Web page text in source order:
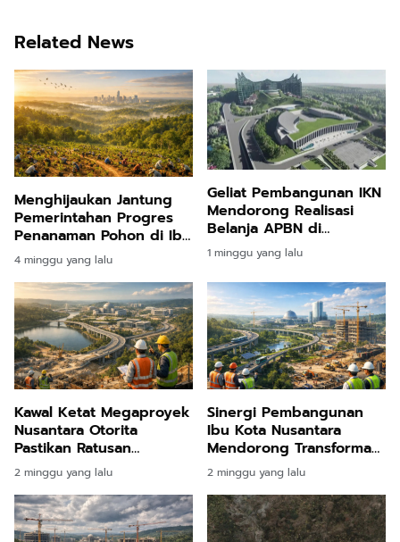
Related News
Menghijaukan Jantung
Pemerintahan Progres
Penanaman Pohon di Ibu
Kota Nusantara Tembus
Delapan Ribu Hektare
Lebih
4 minggu yang lalu
Geliat Pembangunan IKN
Mendorong Realisasi
Belanja APBN di
Kalimantan Timur
Meningkat Pesat
1 minggu yang lalu
Kawal Ketat Megaproyek
Nusantara Otorita
Pastikan Ratusan
Infrastruktur Penuhi
Standar Mutu Kelas
Wahid
2 minggu yang lalu
Sinergi Pembangunan
Ibu Kota Nusantara
Mendorong Transformasi
Ekonomi dan
Pemerataan Nasional
2 minggu yang lalu